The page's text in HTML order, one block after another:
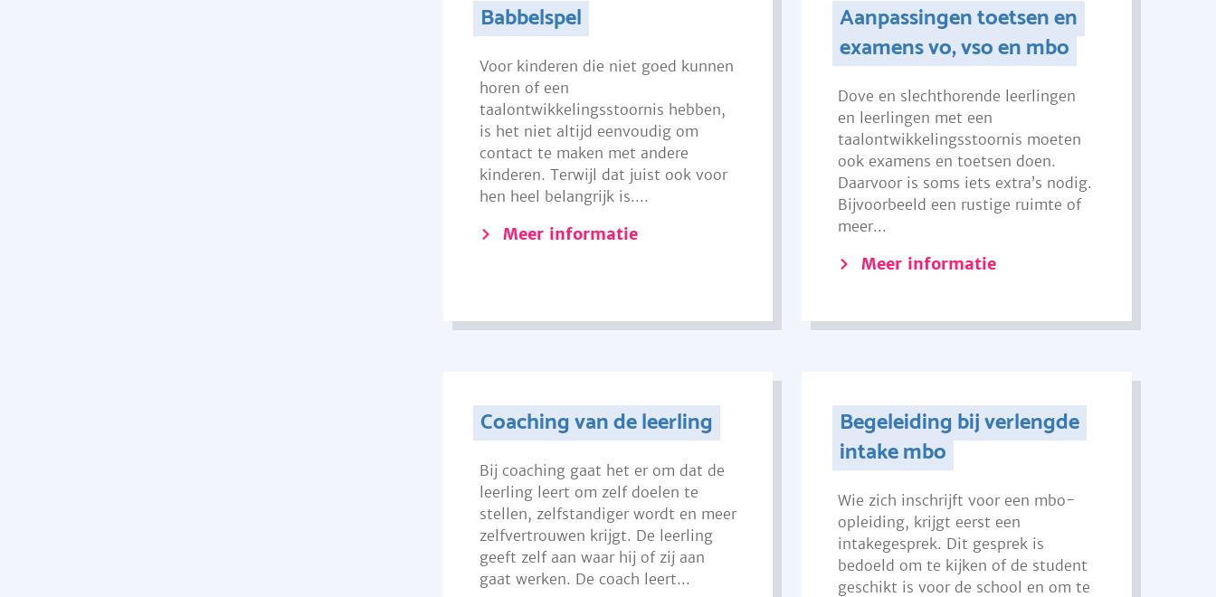
Babbelspel
Voor kinderen die niet goed kunnen
horen of een
taalontwikkelingsstoornis hebben,
is het niet altijd eenvoudig om
contact te maken met andere
kinderen. Terwijl dat juist ook voor
hen heel belangrijk is....
Meer informatie
Aanpassingen toetsen en
examens vo, vso en mbo
Dove en slechthorende leerlingen
en leerlingen met een
taalontwikkelingsstoornis moeten
ook examens en toetsen doen.
Daarvoor is soms iets extra’s nodig.
Bijvoorbeeld een rustige ruimte of
meer...
Meer informatie
Coaching van de leerling
Bij coaching gaat het er om dat de
leerling leert om zelf doelen te
stellen, zelfstandiger wordt en meer
zelfvertrouwen krijgt. De leerling
geeft zelf aan waar hij of zij aan
gaat werken. De coach leert...
Begeleiding bij verlengde
intake mbo
Wie zich inschrijft voor een mbo-
opleiding, krijgt eerst een
intakegesprek. Dit gesprek is
bedoeld om te kijken of de student
geschikt is voor de school en om te